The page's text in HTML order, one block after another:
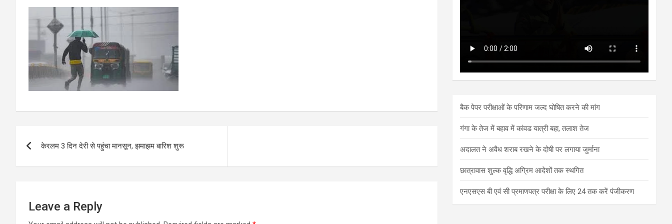
navigation
केरलम 3 दिन देरी से पहुंचा मानसून, झमाझम बारिश शुरू
Leave a Reply
बैक पेपर परीक्षाओं के परिणाम जल्द घोषित करने की मांग
गंगा के तेज में बहाव में कांवड यात्री बहा, तलाश तेज
अदालत ने अवैध शराब रखने के दोषी पर लगाया जुर्माना
छात्रावास शुल्क वृद्धि अग्रिम आदेशों तक स्थगित
एनएसएस बी एवं सी प्रमाणपत्र परीक्षा के लिए 24 तक करें पंजीकरण